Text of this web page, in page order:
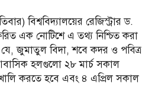
বিশ্ববিদ্যালয়ের রেজিস্ট্রার ড.
এক নোটিশে এ তথ্য নিশ্চিত করা
জুমাতুল বিদা, শবে কদর ও পবিত্র
হলগুলো ২৮ মার্চ সকাল
খালি করতে হবে এবং ৪ এপ্রিল সকাল